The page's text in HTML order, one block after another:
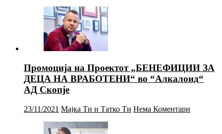
Промоција на Проектот „БЕНЕФИЦИИ ЗА
ДЕЦА НА ВРАБОТЕНИ“ во “Алкалоид“
АД Скопје
23/11/2021 Мајка Ти и Татко Ти Нема Коментари